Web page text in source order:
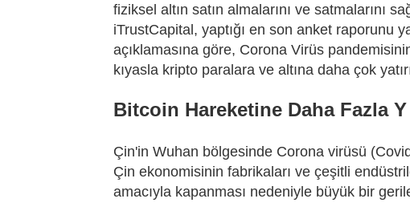
fiziksel altın satın almalarını ve satmalarını
iTrustCapital, yaptığı en son anket raporunu
açıklamasına göre, Corona Virüs
kıyasla kripto paralara ve altına daha çok
Bitcoin Hareketine Daha Fazla Y
Çin'in Wuhan bölgesinde Corona virüsü
Çin ekonomisinin fabrikaları ve çeşitli
amacıyla kapanması nedeniyle büyük bir